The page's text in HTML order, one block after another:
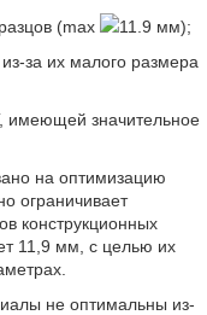
(max
11.9 мм);
за их малого размера
имеющей значительное
на оптимизацию
ограничивает
конструкционных
11,9 мм, с целью их
не оптимальны из-